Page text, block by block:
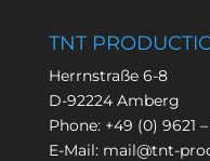
TNT
Herrnstraße 6-8
D-92224 Amberg
Phone: +49 (0) 9621
E-Mail: mail@tnt-